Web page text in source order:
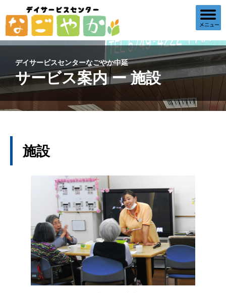
デイサービスセンターなごやか中延
サービス案内 ー 施設
施設